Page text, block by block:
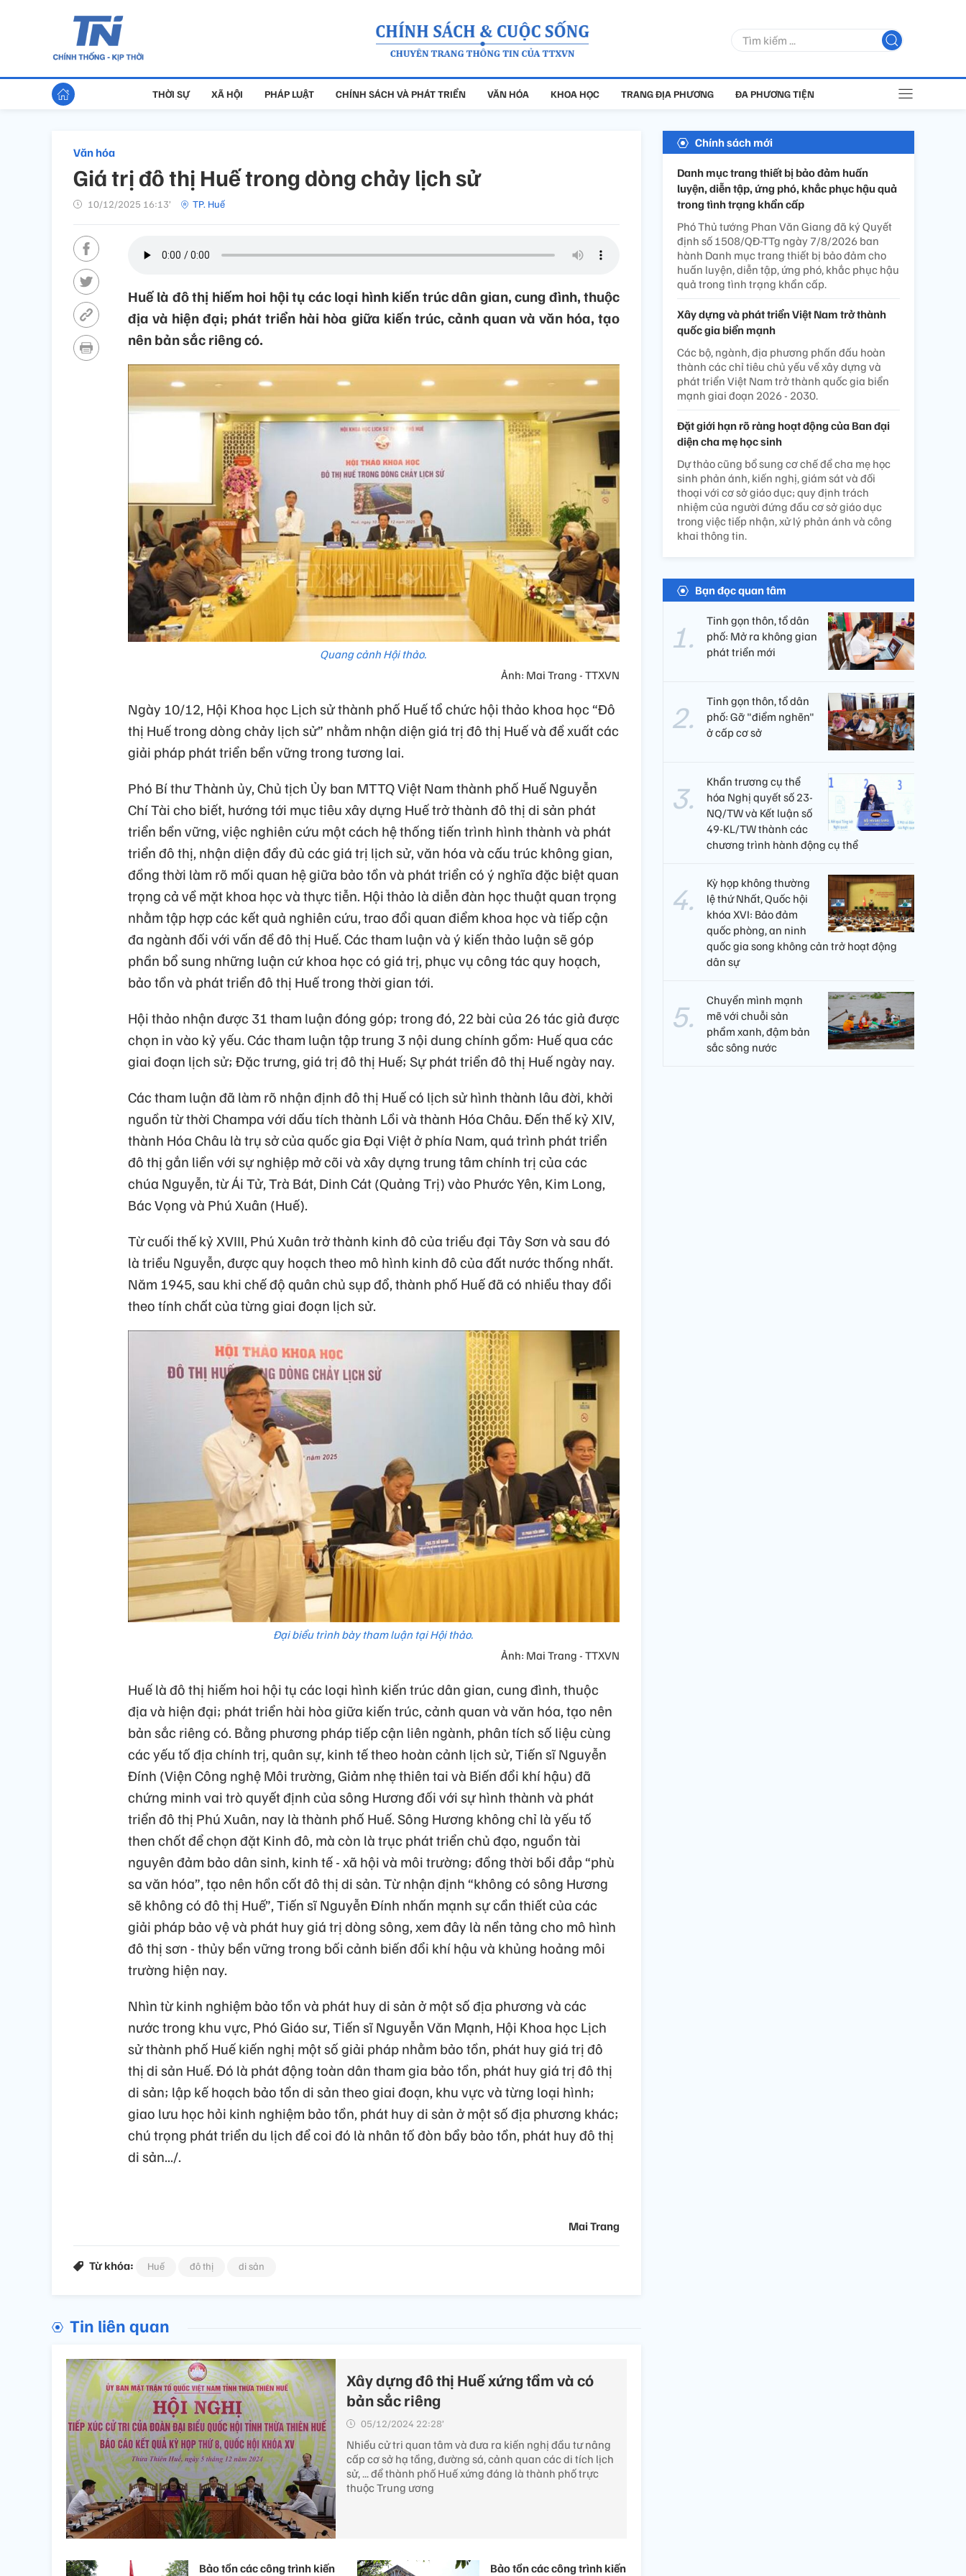
THỜI SỰ XÃ HỘI PHÁP LUẬT CHÍNH SÁCH VÀ PHÁT TRIỂN VĂN HÓA KHOA HỌC TRANG ĐỊA PHƯƠNG ĐA PHƯƠNG TIỆN
Văn hóa
Giá trị đô thị Huế trong dòng chảy lịch sử
10/12/2025 16:13’ TP. Huế
Huế là đô thị hiếm hoi hội tụ các loại hình kiến trúc dân gian, cung đình, thuộc
địa và hiện đại; phát triển hài hòa giữa kiến trúc, cảnh quan và văn hóa, tạo
nên bản sắc riêng có.
Quang cảnh Hội thảo.
Ảnh: Mai Trang - TTXVN
Ngày 10/12, Hội Khoa học Lịch sử thành phố Huế tổ chức hội thảo khoa học “Đô
thị Huế trong dòng chảy lịch sử” nhằm nhận diện giá trị đô thị Huế và đề xuất các
giải pháp phát triển bền vững trong tương lai.
Phó Bí thư Thành ủy, Chủ tịch Ủy ban MTTQ Việt Nam thành phố Huế Nguyễn
Chí Tài cho biết, hướng tới mục tiêu xây dựng Huế trở thành đô thị di sản phát
triển bền vững, việc nghiên cứu một cách hệ thống tiến trình hình thành và phát
triển đô thị, nhận diện đầy đủ các giá trị lịch sử, văn hóa và cấu trúc không gian,
đồng thời làm rõ mối quan hệ giữa bảo tồn và phát triển có ý nghĩa đặc biệt quan
trọng cả về mặt khoa học và thực tiễn. Hội thảo là diễn đàn học thuật quan trọng
nhằm tập hợp các kết quả nghiên cứu, trao đổi quan điểm khoa học và tiếp cận
đa ngành đối với vấn đề đô thị Huế. Các tham luận và ý kiến thảo luận sẽ góp
phần bổ sung những luận cứ khoa học có giá trị, phục vụ công tác quy hoạch,
bảo tồn và phát triển đô thị Huế trong thời gian tới.
Hội thảo nhận được 31 tham luận đóng góp; trong đó, 22 bài của 26 tác giả được
chọn in vào kỷ yếu. Các tham luận tập trung 3 nội dung chính gồm: Huế qua các
giai đoạn lịch sử; Đặc trưng, giá trị đô thị Huế; Sự phát triển đô thị Huế ngày nay.
Các tham luận đã làm rõ nhận định đô thị Huế có lịch sử hình thành lâu đời, khởi
nguồn từ thời Champa với dấu tích thành Lồi và thành Hóa Châu. Đến thế kỷ XIV,
thành Hóa Châu là trụ sở của quốc gia Đại Việt ở phía Nam, quá trình phát triển
đô thị gắn liền với sự nghiệp mở cõi và xây dựng trung tâm chính trị của các
chúa Nguyễn, từ Ái Tử, Trà Bát, Dinh Cát (Quảng Trị) vào Phước Yên, Kim Long,
Bác Vọng và Phú Xuân (Huế).
Từ cuối thế kỷ XVIII, Phú Xuân trở thành kinh đô của triều đại Tây Sơn và sau đó
là triều Nguyễn, được quy hoạch theo mô hình kinh đô của đất nước thống nhất.
Năm 1945, sau khi chế độ quân chủ sụp đổ, thành phố Huế đã có nhiều thay đổi
theo tính chất của từng giai đoạn lịch sử.
Đại biểu trình bày tham luận tại Hội thảo.
Ảnh: Mai Trang - TTXVN
Huế là đô thị hiếm hoi hội tụ các loại hình kiến trúc dân gian, cung đình, thuộc
địa và hiện đại; phát triển hài hòa giữa kiến trúc, cảnh quan và văn hóa, tạo nên
bản sắc riêng có. Bằng phương pháp tiếp cận liên ngành, phân tích số liệu cùng
các yếu tố địa chính trị, quân sự, kinh tế theo hoàn cảnh lịch sử, Tiến sĩ Nguyễn
Đính (Viện Công nghệ Môi trường, Giảm nhẹ thiên tai và Biến đổi khí hậu) đã
chứng minh vai trò quyết định của sông Hương đối với sự hình thành và phát
triển đô thị Phú Xuân, nay là thành phố Huế. Sông Hương không chỉ là yếu tố
then chốt để chọn đặt Kinh đô, mà còn là trục phát triển chủ đạo, nguồn tài
nguyên đảm bảo dân sinh, kinh tế - xã hội và môi trường; đồng thời bồi đắp “phù
sa văn hóa”, tạo nên hồn cốt đô thị di sản. Từ nhận định “không có sông Hương
sẽ không có đô thị Huế”, Tiến sĩ Nguyễn Đính nhấn mạnh sự cần thiết của các
giải pháp bảo vệ và phát huy giá trị dòng sông, xem đây là nền tảng cho mô hình
đô thị sơn - thủy bền vững trong bối cảnh biến đổi khí hậu và khủng hoảng môi
trường hiện nay.
Nhìn từ kinh nghiệm bảo tồn và phát huy di sản ở một số địa phương và các
nước trong khu vực, Phó Giáo sư, Tiến sĩ Nguyễn Văn Mạnh, Hội Khoa học Lịch
sử thành phố Huế kiến nghị một số giải pháp nhằm bảo tồn, phát huy giá trị đô
thị di sản Huế. Đó là phát động toàn dân tham gia bảo tồn, phát huy giá trị đô thị
di sản; lập kế hoạch bảo tồn di sản theo giai đoạn, khu vực và từng loại hình;
giao lưu học hỏi kinh nghiệm bảo tồn, phát huy di sản ở một số địa phương khác;
chú trọng phát triển du lịch để coi đó là nhân tố đòn bẩy bảo tồn, phát huy đô thị
di sản.../.
Mai Trang
Từ khóa: Huế đô thị di sản
Tin liên quan
Xây dựng đô thị Huế xứng tầm và có
bản sắc riêng
05/12/2024 22:28’
Nhiều cử tri quan tâm và đưa ra kiến nghị đầu tư nâng
cấp cơ sở hạ tầng, đường sá, cảnh quan các di tích lịch
sử, ... để thành phố Huế xứng đáng là thành phố trực
thuộc Trung ương
Bảo tồn các công trình kiến Bảo tồn các công trình kiến
Chính sách mới
Danh mục trang thiết bị bảo đảm huấn
luyện, diễn tập, ứng phó, khắc phục hậu quả
trong tình trạng khẩn cấp
Phó Thủ tướng Phan Văn Giang đã ký Quyết
định số 1508/QĐ-TTg ngày 7/8/2026 ban
hành Danh mục trang thiết bị bảo đảm cho
huấn luyện, diễn tập, ứng phó, khắc phục hậu
quả trong tình trạng khẩn cấp.
Xây dựng và phát triển Việt Nam trở thành
quốc gia biển mạnh
Các bộ, ngành, địa phương phấn đấu hoàn
thành các chỉ tiêu chủ yếu về xây dựng và
phát triển Việt Nam trở thành quốc gia biển
mạnh giai đoạn 2026 - 2030.
Đặt giới hạn rõ ràng hoạt động của Ban đại
diện cha mẹ học sinh
Dự thảo cũng bổ sung cơ chế để cha mẹ học
sinh phản ánh, kiến nghị, giám sát và đối
thoại với cơ sở giáo dục; quy định trách
nhiệm của người đứng đầu cơ sở giáo dục
trong việc tiếp nhận, xử lý phản ánh và công
khai thông tin.
Bạn đọc quan tâm
Tinh gọn thôn, tổ dân
phố: Mở ra không gian
phát triển mới
Tinh gọn thôn, tổ dân
phố: Gỡ "điểm nghẽn"
ở cấp cơ sở
Khẩn trương cụ thể
hóa Nghị quyết số 23-
NQ/TW và Kết luận số
49-KL/TW thành các
chương trình hành động cụ thể
Kỳ họp không thường
lệ thứ Nhất, Quốc hội
khóa XVI: Bảo đảm
quốc phòng, an ninh
quốc gia song không cản trở hoạt động
dân sự
Chuyển mình mạnh
mẽ với chuỗi sản
phẩm xanh, đậm bản
sắc sông nước